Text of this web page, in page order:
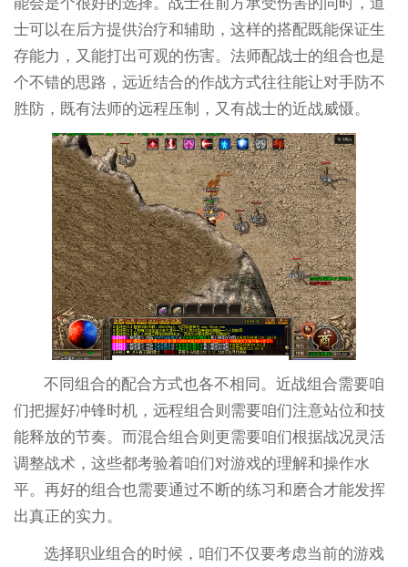
士可以在后方提供治疗和辅助，这样的搭配既能保证生
存能力，又能打出可观的伤害。法师配战士的组合也是
个不错的思路，远近结合的作战方式往往能让对手防不
胜防，既有法师的远程压制，又有战士的近战威慑。
不同组合的配合方式也各不相同。近战组合需要咱
们把握好冲锋时机，远程组合则需要咱们注意站位和技
能释放的节奏。而混合组合则更需要咱们根据战况灵活
调整战术，这些都考验着咱们对游戏的理解和操作水
平。再好的组合也需要通过不断的练习和磨合才能发挥
出真正的实力。
选择职业组合的时候，咱们不仅要考虑当前的游戏